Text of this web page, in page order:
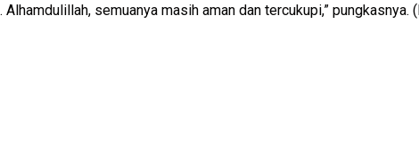
semuanya masih aman dan tercukupi,” pungkasnya.